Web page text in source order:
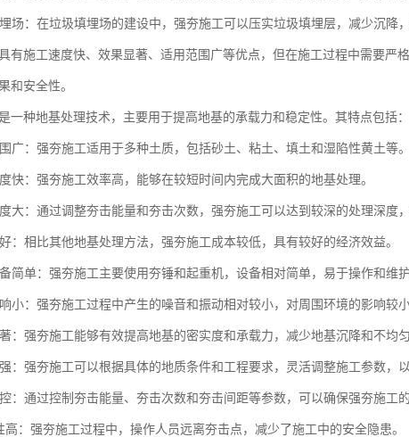
场：在垃圾填埋场的建设中，强夯施工可以压实垃圾填埋层，减少沉降
有施工速度快、效果显著、适用范围广等优点，但在施工过程中需要严
和安全性。
一种地基处理技术，主要用于提高地基的承载力和稳定性。其特点包括：
广：强夯施工适用于多种土质，包括砂土、粘土、填土和湿陷性黄土等。
快：强夯施工效率高，能够在较短时间内完成大面积的地基处理。
大：通过调整夯击能量和夯击次数，强夯施工可以达到较深的处理深度
：相比其他地基处理方法，强夯施工成本较低，具有较好的经济效益。
简单：强夯施工主要使用夯锤和起重机，设备相对简单，易于操作和维护
小：强夯施工过程中产生的噪音和振动相对较小，对周围环境的影响较小
：强夯施工能够有效提高地基的密实度和承载力，减少地基沉降和不均匀
：强夯施工可以根据具体的地质条件和工程要求，灵活调整施工参数，
：通过控制夯击能量、夯击次数和夯击间距等参数，可以确保强夯施工的
高：强夯施工过程中，操作人员远离夯击点，减少了施工中的安全隐患。